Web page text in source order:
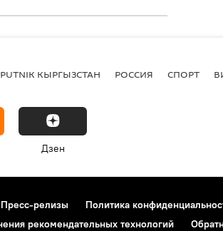
КЫРГЫЗСТАН РОССИЯ СПОРТ
Дзен
Пресс-релизы
Политика
рекомендательных технологий